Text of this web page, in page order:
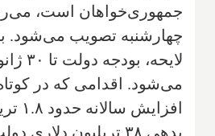
جمهوری‌خواهان است، می‌رود
چهارشنبه تصویب می‌شود.
لایحه،
می‌شود. اقدامی که در
بدهی ۳۸ تریلیون دلاری